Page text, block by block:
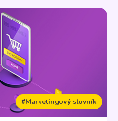
Google, ale
pomôže pochopiť a
vidí vaše stránky.
nástroje a […]
#Marketingový slovník